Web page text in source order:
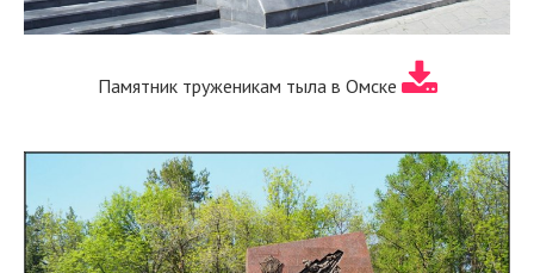
Памятник труженикам тыла в Омске